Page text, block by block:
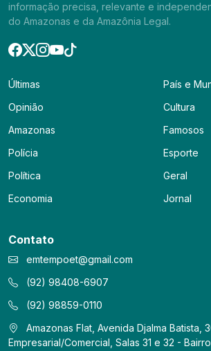
informação precisa, relevante e
do Amazonas e da Amazônia Legal.
Últimas
Opinião
Amazonas
Polícia
Política
Economia
País e
Cultura
Famosos
Esporte
Geral
Jornal
Contato
emtempoet@gmail.com
(92) 98408-6907
(92) 98859-0110
Amazonas Flat, Avenida Djalma Batista,
Empresarial/Comercial, Salas 31 e 32 -